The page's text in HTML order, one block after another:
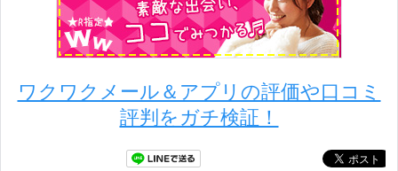
ワクワクメール＆アプリの評価や口コミ
評判をガチ検証！